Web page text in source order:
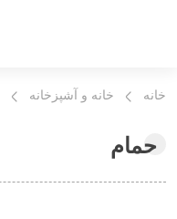
خانه خانه و آشپزخانه
حمام